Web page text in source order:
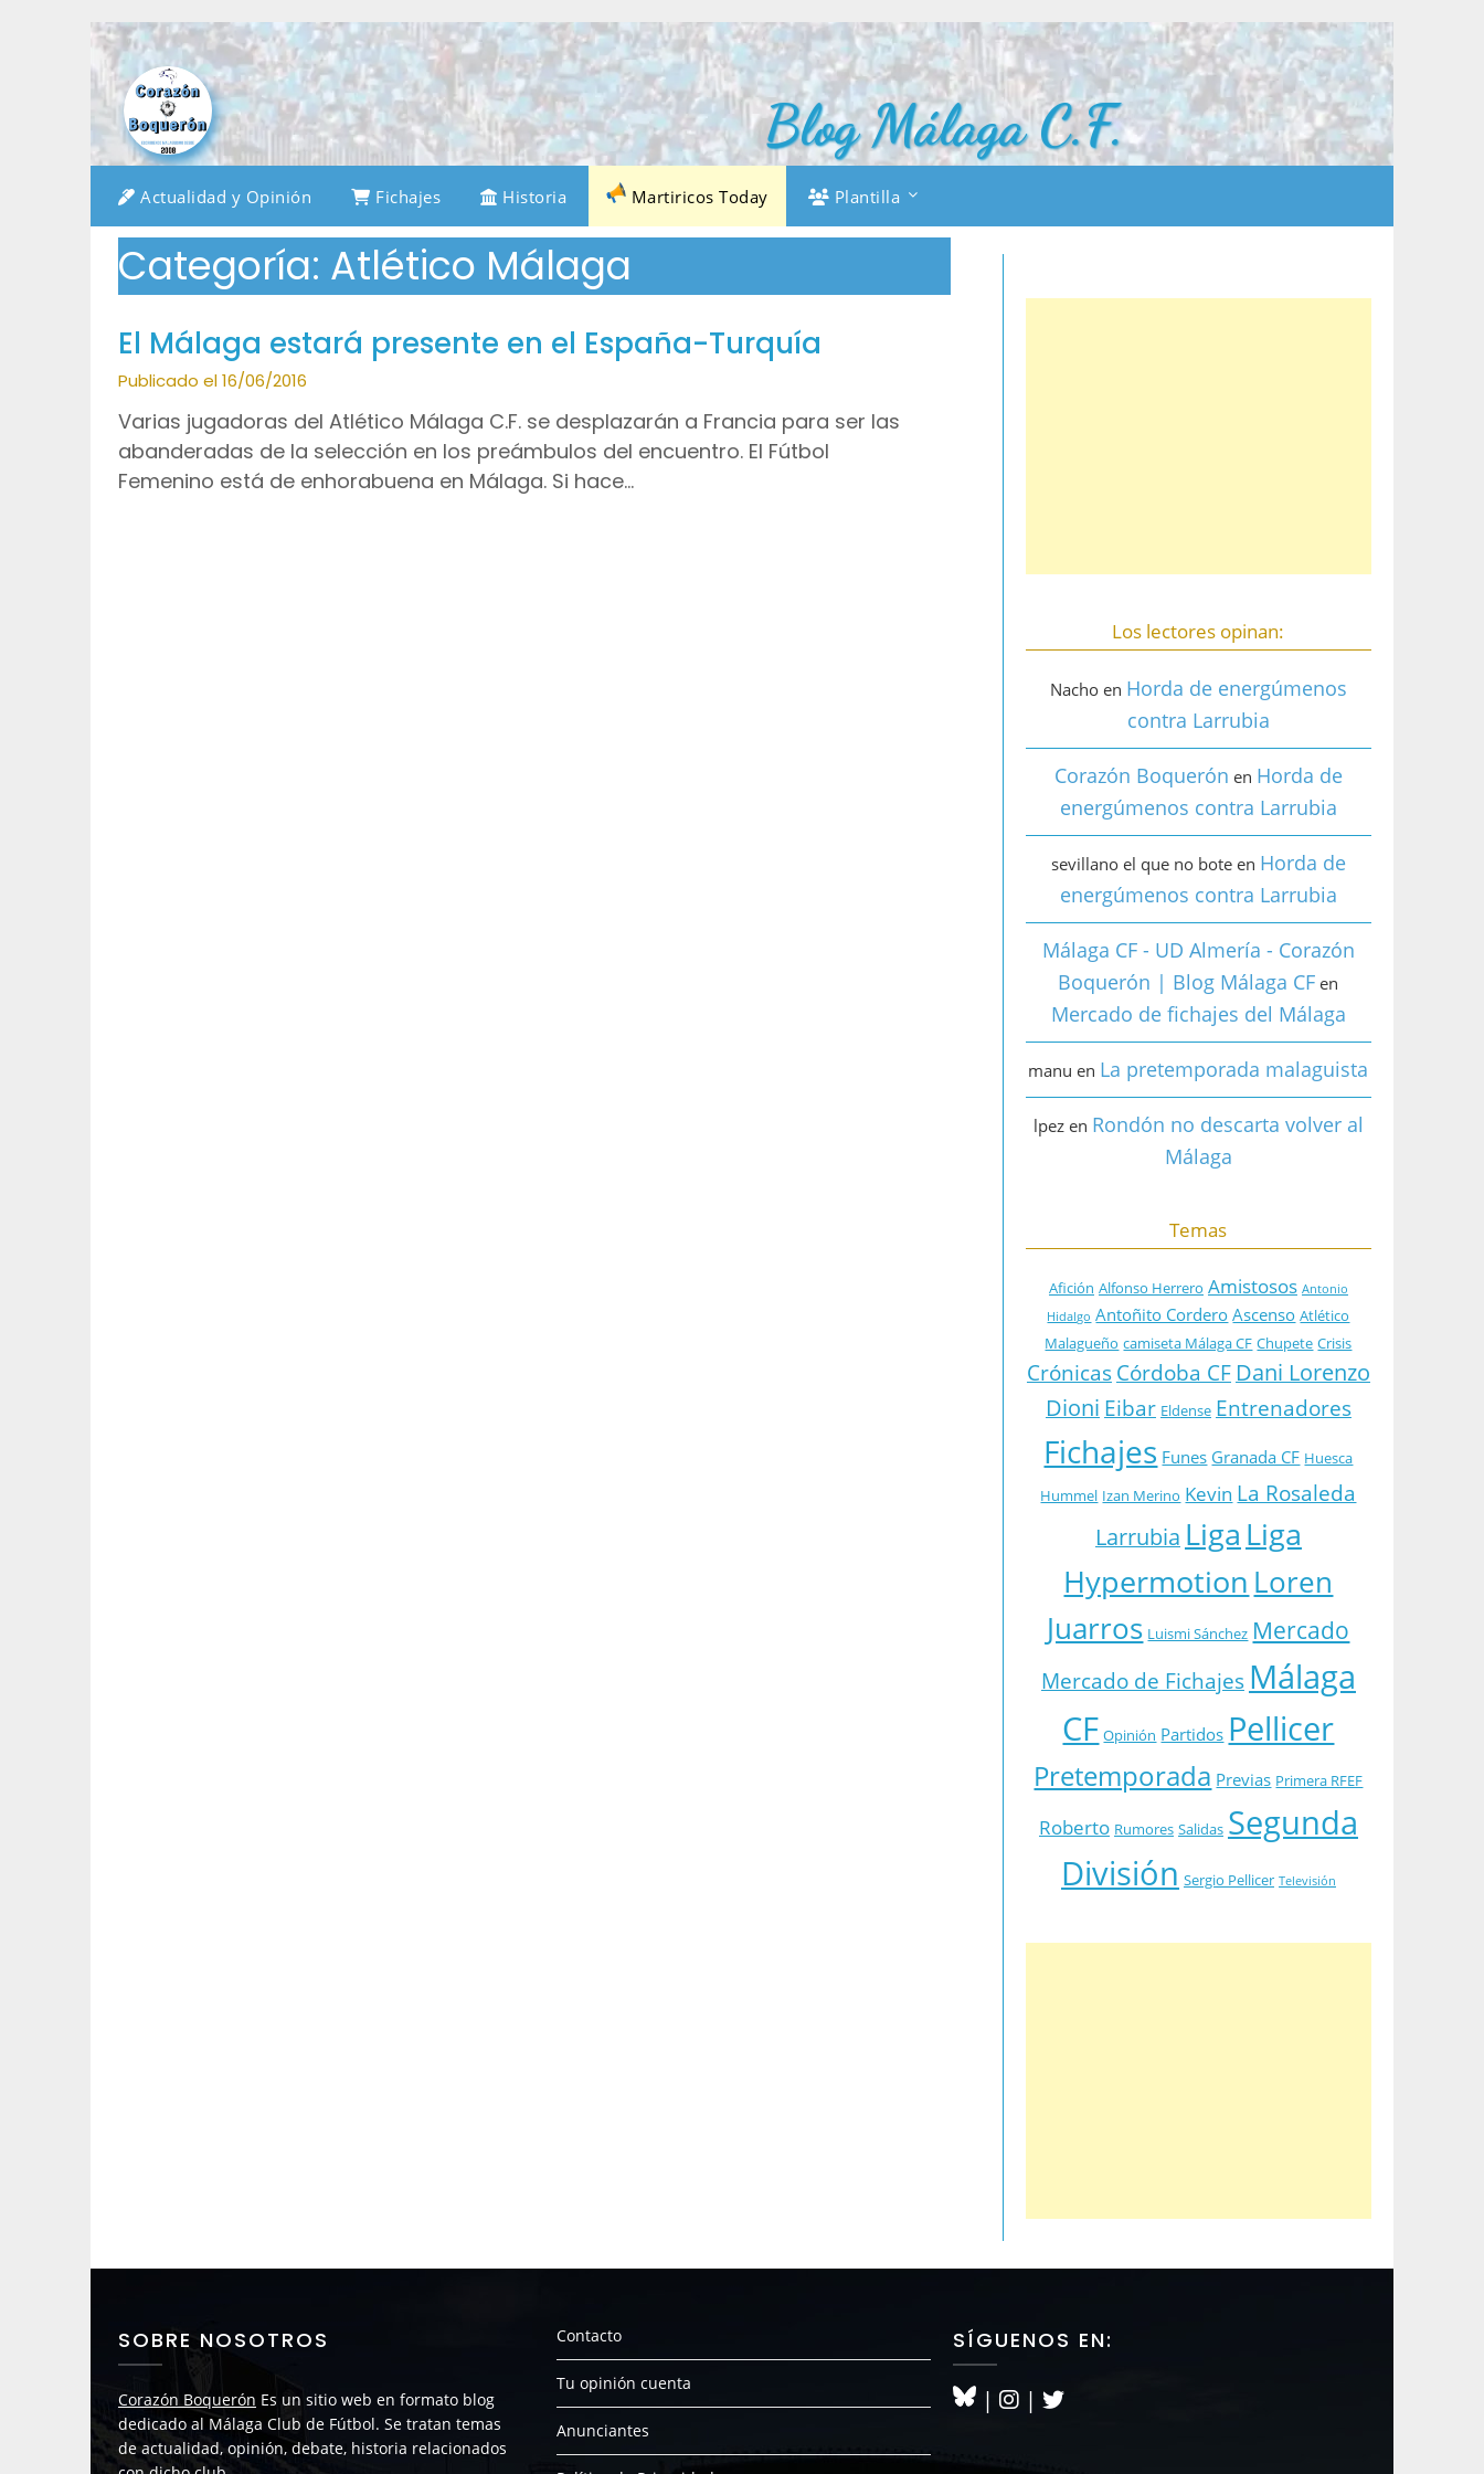
Blog Málaga C.F.
Actualidad y Opinión Fichajes Historia Martiricos Today Plantilla
Categoría: Atlético Málaga
El Málaga estará presente en el España-Turquía
Publicado el 16/06/2016
Varias jugadoras del Atlético Málaga C.F. se desplazarán a Francia para ser las
abanderadas de la selección en los preámbulos del encuentro. El Fútbol
Femenino está de enhorabuena en Málaga. Si hace…
Los lectores opinan:
Nachoen Horda de energúmenos
contra Larrubia
Corazón Boquerón en Horda de
energúmenos contra Larrubia
sevillano el que no boteen Horda de
energúmenos contra Larrubia
Málaga CF - UD Almería - Corazón
Boquerón | Blog Málaga CF en
Mercado de fichajes del Málaga
manu en La pretemporada malaguista
lpezen Rondón no descarta volver al
Málaga
Temas
Afición Alfonso Herrero Amistosos Antonio
Hidalgo Antoñito Cordero Ascenso Atlético
Malagueño camiseta Málaga CF Chupete Crisis
Crónicas Córdoba CF Dani Lorenzo
Dioni Eibar Eldense Entrenadores
Fichajes Funes Granada CF Huesca
Hummel Izan Merino Kevin La Rosaleda
Larrubia Liga Liga
Hypermotion Loren
Juarros Luismi Sánchez Mercado
Mercado de Fichajes Málaga
CF Opinión Partidos Pellicer
Pretemporada Previas Primera RFEF
Roberto Rumores Salidas Segunda
División Sergio Pellicer Televisión
SOBRE NOSOTROS
Corazón Boquerón Es un sitio web en formato blog
dedicado al Málaga Club de Fútbol. Se tratan temas
de actualidad, opinión, debate, historia relacionados
Contacto
Tu opinión cuenta
Anunciantes
SÍGUENOS EN:
| |